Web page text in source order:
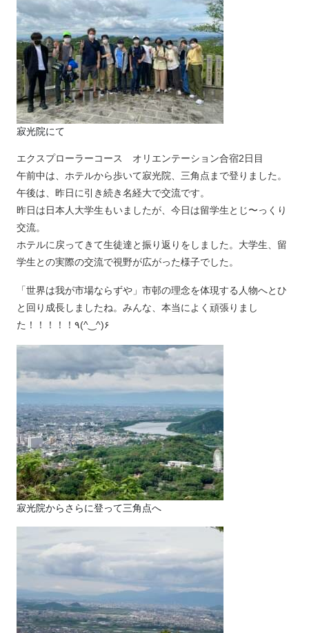
寂光院にて
エクスプローラーコース オリエンテーション合宿2日目
午前中は、ホテルから歩いて寂光院、三角点まで登りました。
午後は、昨日に引き続き名経大で交流です。
昨日は日本人大学生もいましたが、今日は留学生とじ〜っくり
交流。
ホテルに戻ってきて生徒達と振り返りをしました。大学生、留
学生との実際の交流で視野が広がった様子でした。
「世界は我が市場ならずや」市邨の理念を体現する人物へとひ
と回り成長しましたね。みんな、本当によく頑張りまし
た！！！！！٩(^‿^)۶
寂光院からさらに登って三角点へ